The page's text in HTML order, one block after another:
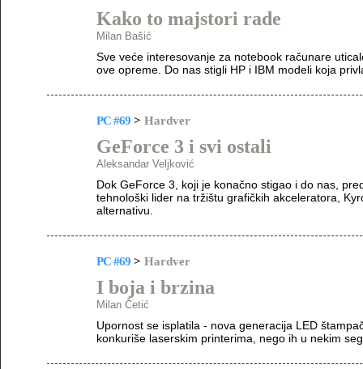
Kako to majstori rade
Milan Bašić
Sve veće interesovanje za notebook računare
ove opreme. Do nas stigli HP i IBM modeli koja
PC #69 > Hardver
GeForce 3 i svi ostali
Aleksandar Veljković
Dok GeForce 3, koji je konačno stigao i do nas,
tehnološki lider na tržištu grafičkih akceleratora,
alternativu.
PC #69 > Hardver
I boja i brzina
Milan Četić
Upornost se isplatila - nova generacija LED
konkuriše laserskim printerima, nego ih u nekim